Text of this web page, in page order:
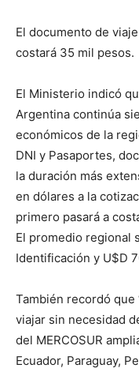
El documento de
costará 35 mil pesos.
El Ministerio indicó
Argentina continúa
económicos de la
DNI y Pasaportes,
la duración más
en dólares a la
primero pasará a
El promedio regional
Identificación y U$D
También recordó que
viajar sin necesidad
del MERCOSUR
Ecuador, Paraguay,